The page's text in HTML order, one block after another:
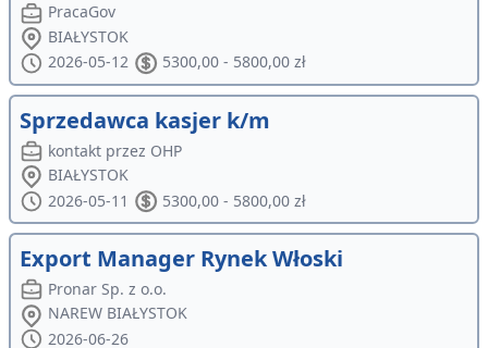
PracaGov
BIAŁYSTOK
2026-05-12
5300,00 - 5800,00 zł
Sprzedawca kasjer k/m
kontakt przez OHP
BIAŁYSTOK
2026-05-11
5300,00 - 5800,00 zł
Export Manager Rynek Włoski
Pronar Sp. z o.o.
NAREW BIAŁYSTOK
2026-06-26